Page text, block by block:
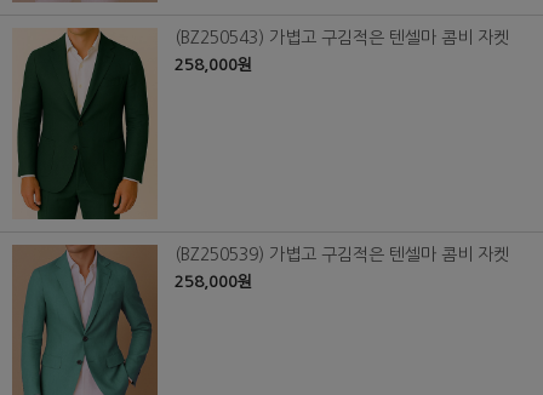
(BZ250543) 가볍고 구김적은 텐셀마 콤비 자켓
258,000원
(BZ250539) 가볍고 구김적은 텐셀마 콤비 자켓
258,000원